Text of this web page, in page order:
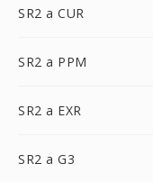
SR2 a CUR
SR2 a PPM
SR2 a EXR
SR2 a G3